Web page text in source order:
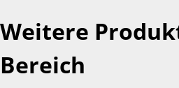
Weitere
Bereich